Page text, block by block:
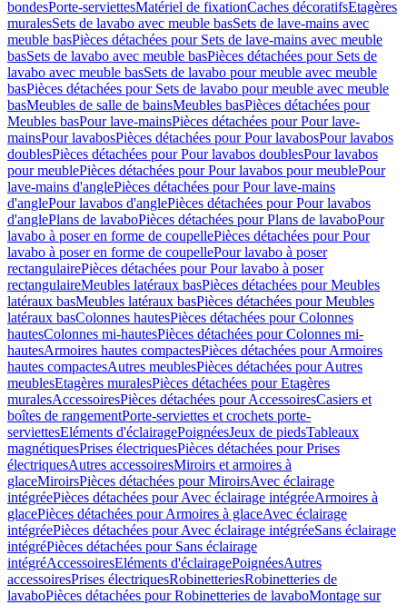
bondesPorte-serviettesMatériel de fixationCaches décoratifsEtagères
muralesSets de lavabo avec meuble basSets de lave-mains avec
meuble basPièces détachées pour Sets de lave-mains avec meuble
basSets de lavabo avec meuble basPièces détachées pour Sets de
lavabo avec meuble basSets de lavabo pour meuble avec meuble
basPièces détachées pour Sets de lavabo pour meuble avec meuble
basMeubles de salle de bainsMeubles basPièces détachées pour
Meubles basPour lave-mainsPièces détachées pour Pour lave-
mainsPour lavabosPièces détachées pour Pour lavabosPour lavabos
doublesPièces détachées pour Pour lavabos doublesPour lavabos
pour meublePièces détachées pour Pour lavabos pour meublePour
lave-mains d'anglePièces détachées pour Pour lave-mains
d'anglePour lavabos d'anglePièces détachées pour Pour lavabos
d'anglePlans de lavaboPièces détachées pour Plans de lavaboPour
lavabo à poser en forme de coupellePièces détachées pour Pour
lavabo à poser en forme de coupellePour lavabo à poser
rectangulairePièces détachées pour Pour lavabo à poser
rectangulaireMeubles latéraux basPièces détachées pour Meubles
latéraux basMeubles latéraux basPièces détachées pour Meubles
latéraux basColonnes hautesPièces détachées pour Colonnes
hautesColonnes mi-hautesPièces détachées pour Colonnes mi-
hautesArmoires hautes compactesPièces détachées pour Armoires
hautes compactesAutres meublesPièces détachées pour Autres
meublesEtagères muralesPièces détachées pour Etagères
muralesAccessoiresPièces détachées pour AccessoiresCasiers et
boîtes de rangementPorte-serviettes et crochets porte-
serviettesEléments d'éclairagePoignéesJeux de piedsTableaux
magnétiquesPrises électriquesPièces détachées pour Prises
électriquesAutres accessoiresMiroirs et armoires à
glaceMiroirsPièces détachées pour MiroirsAvec éclairage
intégréePièces détachées pour Avec éclairage intégréeArmoires à
glacePièces détachées pour Armoires à glaceAvec éclairage
intégréePièces détachées pour Avec éclairage intégréeSans éclairage
intégréPièces détachées pour Sans éclairage
intégréAccessoiresEléments d'éclairagePoignéesAutres
accessoiresPrises électriquesRobinetteriesRobinetteries de
lavaboPièces détachées pour Robinetteries de lavaboMontage sur